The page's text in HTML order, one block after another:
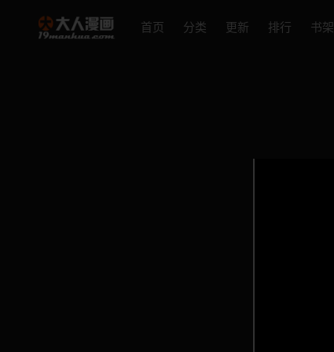
首页 分类 更新 排行 书架